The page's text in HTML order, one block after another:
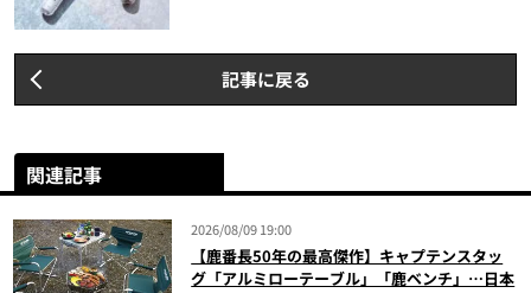
記事に戻る
関連記事
2026/08/09 19:00
【鹿番長50年の最高傑作】キャプテンスタッ
グ「アルミローテーブル」「鹿ベンチ」…日本